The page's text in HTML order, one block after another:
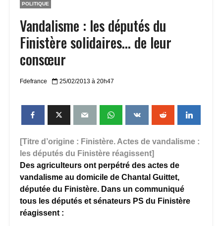
POLITIQUE
Vandalisme : les députés du
Finistère solidaires… de leur
consœur
Fdefrance 25/02/2013 à 20h47
[Titre d’origine : Finistère. Actes de vandalisme :
les députés du Finistère réagissent]
Des agriculteurs ont perpétré des actes de
vandalisme au domicile de Chantal Guittet,
députée du Finistère. Dans un communiqué
tous les députés et sénateurs PS du Finistère
réagissent :